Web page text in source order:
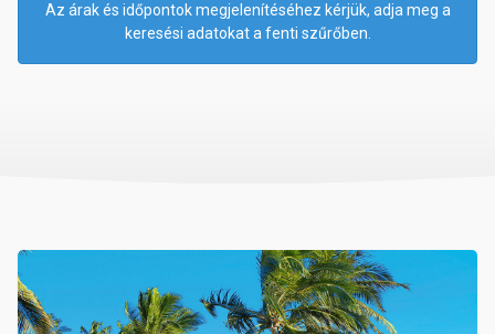
Az árak és időpontok megjelenítéséhez kérjük, adja meg a
keresési adatokat a fenti szűrőben.